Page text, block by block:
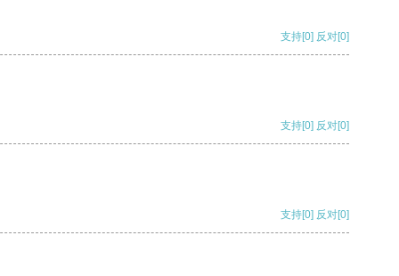
支持[0] 反对[0]
支持[0] 反对[0]
支持[0] 反对[0]